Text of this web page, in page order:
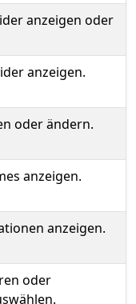
anzeigen oder
anzeigen.
oder ändern.
anzeigen.
anzeigen.
oder